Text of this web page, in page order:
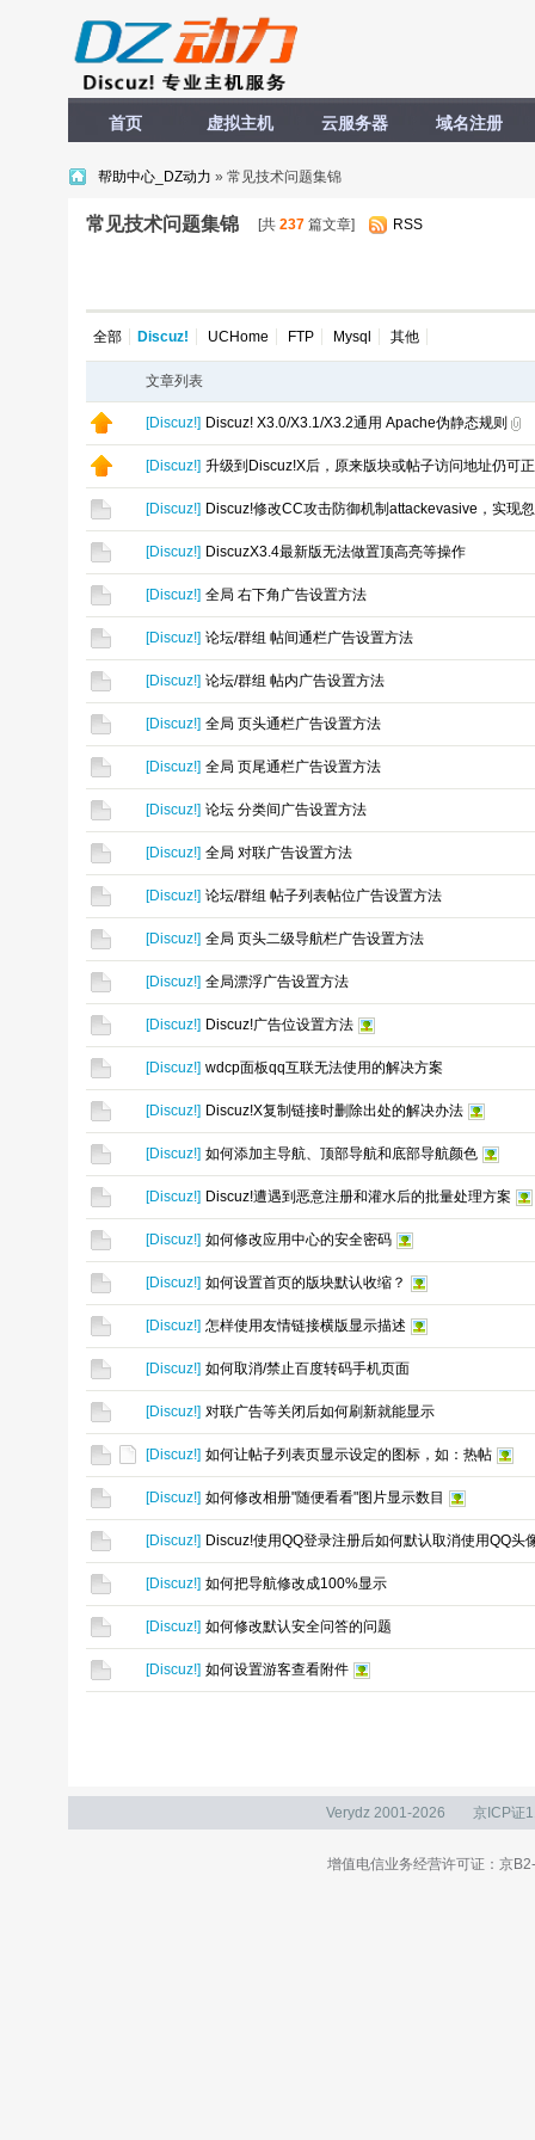
首页 虚拟主机 云服务器 域名注册
帮助中心_DZ动力 » 常见技术问题集锦
常见技术问题集锦 [共 237 篇文章] RSS
全部 Discuz! UCHome FTP Mysql 其他
文章列表
[Discuz!] Discuz! X3.0/X3.1/X3.2通用 Apache伪静态规则
[Discuz!] 升级到Discuz!X后，原来版块或帖子访问地址仍可
[Discuz!] Discuz!修改CC攻击防御机制attackevasive，实现
[Discuz!] DiscuzX3.4最新版无法做置顶高亮等操作
[Discuz!] 全局 右下角广告设置方法
[Discuz!] 论坛/群组 帖间通栏广告设置方法
[Discuz!] 论坛/群组 帖内广告设置方法
[Discuz!] 全局 页头通栏广告设置方法
[Discuz!] 全局 页尾通栏广告设置方法
[Discuz!] 论坛 分类间广告设置方法
[Discuz!] 全局 对联广告设置方法
[Discuz!] 论坛/群组 帖子列表帖位广告设置方法
[Discuz!] 全局 页头二级导航栏广告设置方法
[Discuz!] 全局漂浮广告设置方法
[Discuz!] Discuz!广告位设置方法
[Discuz!] wdcp面板qq互联无法使用的解决方案
[Discuz!] Discuz!X复制链接时删除出处的解决办法
[Discuz!] 如何添加主导航、顶部导航和底部导航颜色
[Discuz!] Discuz!遭遇到恶意注册和灌水后的批量处理方案
[Discuz!] 如何修改应用中心的安全密码
[Discuz!] 如何设置首页的版块默认收缩？
[Discuz!] 怎样使用友情链接横版显示描述
[Discuz!] 如何取消/禁止百度转码手机页面
[Discuz!] 对联广告等关闭后如何刷新就能显示
[Discuz!] 如何让帖子列表页显示设定的图标，如：热帖
[Discuz!] 如何修改相册"随便看看"图片显示数目
[Discuz!] Discuz!使用QQ登录注册后如何默认取消使用QQ头
[Discuz!] 如何把导航修改成100%显示
[Discuz!] 如何修改默认安全问答的问题
[Discuz!] 如何设置游客查看附件
Verydz 2001-2026 京ICP证
增值电信业务经营许可证：京